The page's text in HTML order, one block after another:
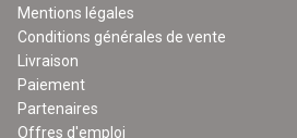
Mentions légales
Conditions générales de vente
Livraison
Paiement
Partenaires
Offres d'emploi